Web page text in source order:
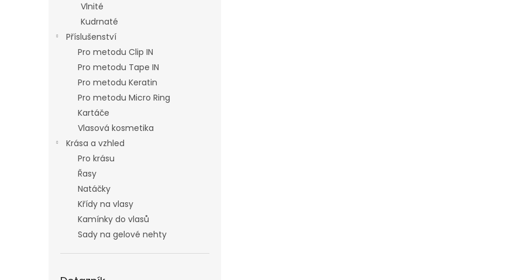
Vlnité
Kudrnaté
Příslušenství
Pro metodu Clip IN
Pro metodu Tape IN
Pro metodu Keratin
Pro metodu Micro Ring
Kartáče
Vlasová kosmetika
Krása a vzhled
Pro krásu
Řasy
Natáčky
Křídy na vlasy
Kamínky do vlasů
Sady na gelové nehty